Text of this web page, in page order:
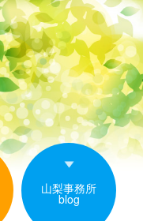
山梨事務所
blog